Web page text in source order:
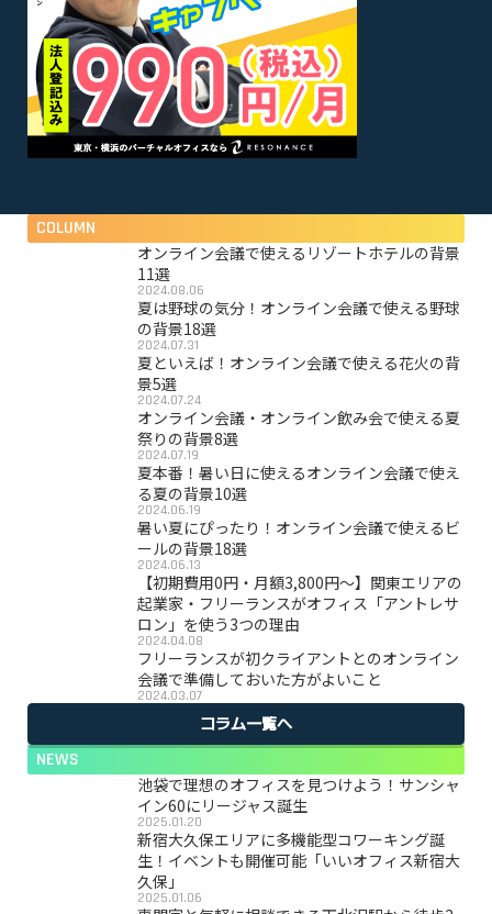
COLUMN
オンライン会議で使えるリゾートホテルの背景
11選
2024.08.06
夏は野球の気分！オンライン会議で使える野球
の背景18選
2024.07.31
夏といえば！オンライン会議で使える花火の背
景5選
2024.07.24
オンライン会議・オンライン飲み会で使える夏
祭りの背景8選
2024.07.19
夏本番！暑い日に使えるオンライン会議で使え
る夏の背景10選
2024.06.19
暑い夏にぴったり！オンライン会議で使えるビ
ールの背景18選
2024.06.13
【初期費用0円・月額3,800円〜】関東エリアの
起業家・フリーランスがオフィス「アントレサ
ロン」を使う3つの理由
2024.04.08
フリーランスが初クライアントとのオンライン
会議で準備しておいた方がよいこと
2024.03.07
コラム一覧へ
NEWS
池袋で理想のオフィスを見つけよう！サンシャ
イン60にリージャス誕生
2025.01.20
新宿大久保エリアに多機能型コワーキング誕
生！イベントも開催可能「いいオフィス新宿大
久保」
2025.01.06